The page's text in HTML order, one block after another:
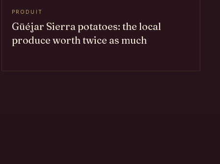
PRODUIT
Güéjar Sierra potatoes: the local
produce worth twice as much